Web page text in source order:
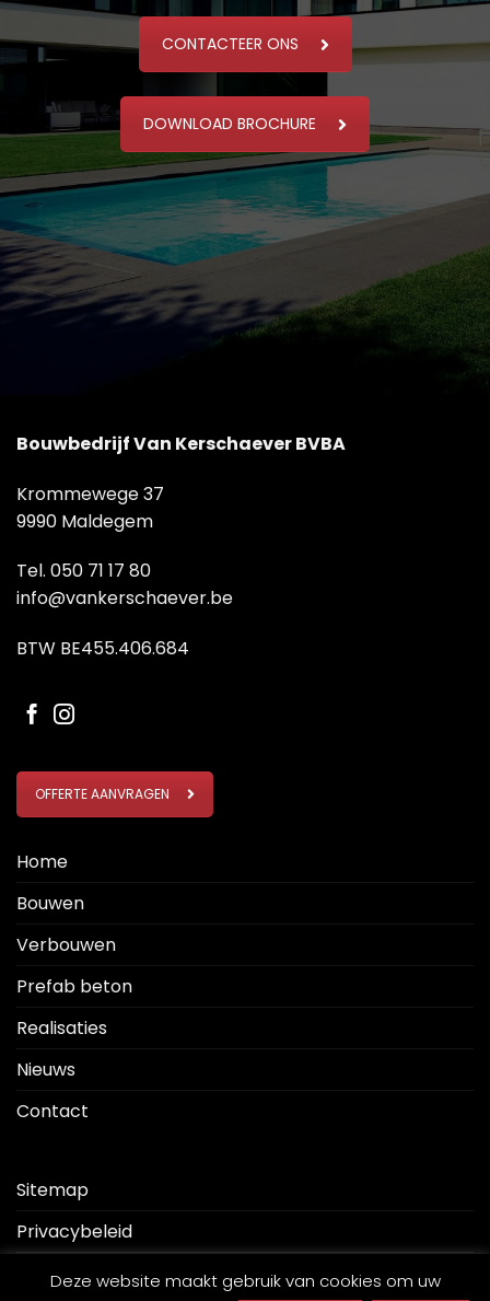
CONTACTEER ONS
DOWNLOAD BROCHURE
Bouwbedrijf Van Kerschaever BVBA
Krommewege 37
9990 Maldegem
Tel. 050 71 17 80
info@vankerschaever.be
BTW BE455.406.684
OFFERTE AANVRAGEN
Home
Bouwen
Verbouwen
Prefab beton
Realisaties
Nieuws
Contact
Sitemap
Privacybeleid
Disclaimer
Deze website maakt gebruik van cookies om uw